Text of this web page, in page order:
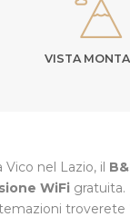
VISTA
Vico nel Lazio, il
WiFigratuita.
troverete